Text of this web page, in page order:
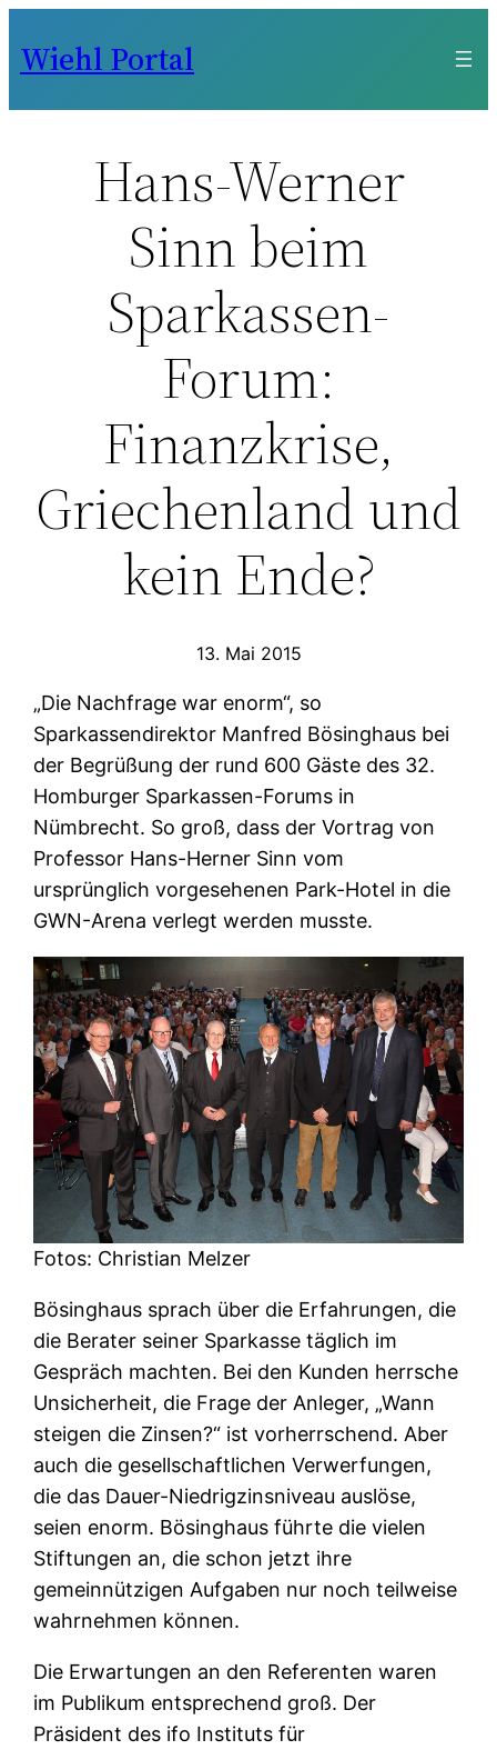
Inhalt
Wiehl Portal
Hans-Werner
Sinn beim
Sparkassen-
Forum:
Finanzkrise,
Griechenland und
kein Ende?
13. Mai 2015
„Die Nachfrage war enorm“, so
Sparkassendirektor Manfred Bösinghaus bei
der Begrüßung der rund 600 Gäste des 32.
Homburger Sparkassen-Forums in
Nümbrecht. So groß, dass der Vortrag von
Professor Hans-Herner Sinn vom
ursprünglich vorgesehenen Park-Hotel in die
GWN-Arena verlegt werden musste.
Fotos: Christian Melzer
Bösinghaus sprach über die Erfahrungen, die
die Berater seiner Sparkasse täglich im
Gespräch machten. Bei den Kunden herrsche
Unsicherheit, die Frage der Anleger, „Wann
steigen die Zinsen?“ ist vorherrschend. Aber
auch die gesellschaftlichen Verwerfungen,
die das Dauer-Niedrigzinsniveau auslöse,
seien enorm. Bösinghaus führte die vielen
Stiftungen an, die schon jetzt ihre
gemeinnützigen Aufgaben nur noch teilweise
wahrnehmen können.
Die Erwartungen an den Referenten waren
im Publikum entsprechend groß. Der
Präsident des ifo Instituts für